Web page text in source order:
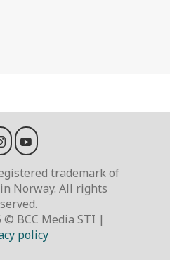
trademark of
in Norway. All rights
BCC Media STI |
policy